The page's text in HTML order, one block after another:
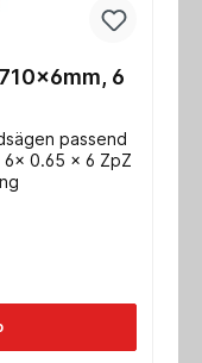
passend
6x 0.65 x 6 ZpZ